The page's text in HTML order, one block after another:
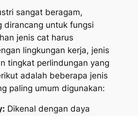
sangat beragam,
dirancang untuk fungsi
jenis cat harus
lingkungan kerja, jenis
tingkat perlindungan yang
adalah beberapa jenis
paling umum digunakan:
Dikenal dengan daya